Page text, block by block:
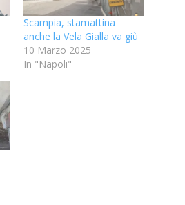
Scampia, stamattina
anche la Vela Gialla va giù
10 Marzo 2025
In "Napoli"